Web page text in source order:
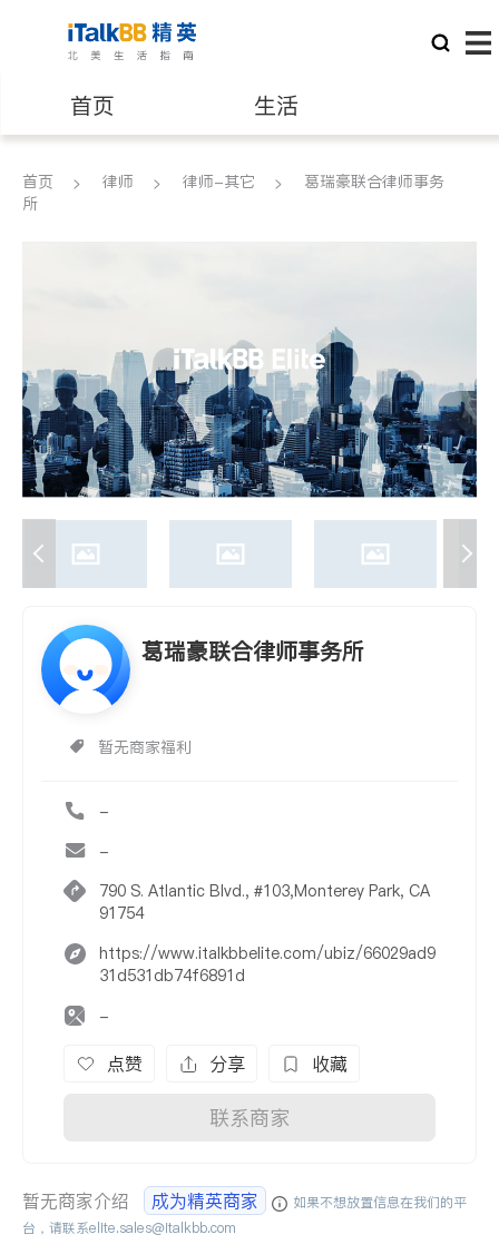
首页 生活
医生 律师
养老 非盈利组织
首页 律师 律师-其它
葛瑞豪联合律师事务
所
葛瑞豪联合律师事务所
暂无商家福利
-
-
790 S. Atlantic Blvd., #103,Monterey Park, CA
91754
https://www.italkbbelite.com/ubiz/66029ad9
31d531db74f6891d
-
点赞 分享 收藏
联系商家
暂无商家介绍 成为精英商家
如果不想放置信息在我们的平
台，请联系elite.sales@italkbb.com